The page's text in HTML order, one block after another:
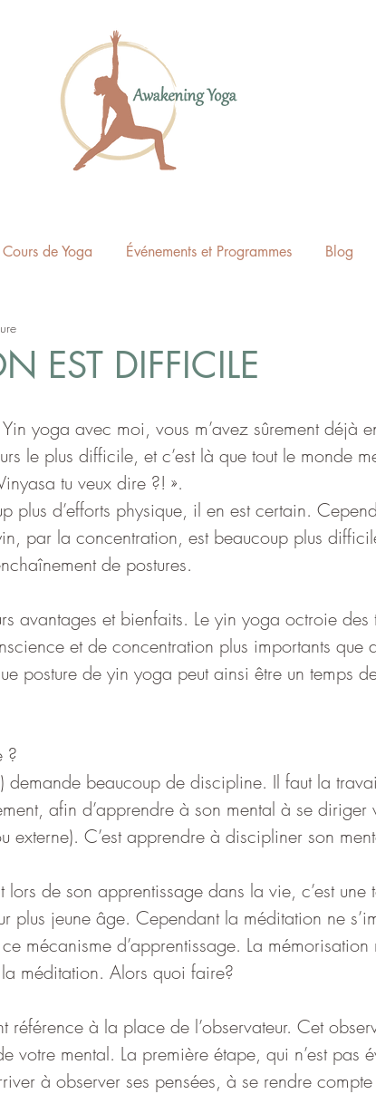
Cours de Yoga Événements et Programmes Blog
EST DIFFICILE
yoga avec moi, vous m’avez sûrement déjà
le plus difficile, et c’est là que tout le monde
tu veux dire ?! ».
plus d’efforts physique, il en est certain.
par la concentration, est beaucoup plus
de postures.
avantages et bienfaits. Le yin yoga octroie des
et de concentration plus importants que
posture de yin yoga peut ainsi être un temps
?
demande beaucoup de discipline. Il faut la
afin d’apprendre à son mental à se diriger
externe). C’est apprendre à discipliner son
lors de son apprentissage dans la vie, c’est une
plus jeune âge. Cependant la méditation ne
mécanisme d’apprentissage. La mémorisation
méditation. Alors quoi faire?
référence à la place de l’observateur. Cet
votre mental. La première étape, qui n’est pas
à observer ses pensées, à se rendre